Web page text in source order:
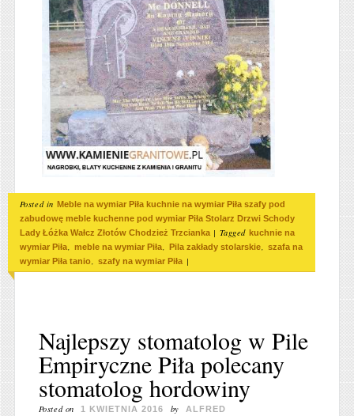
Posted in Meble na wymiar Piła kuchnie na wymiar Piła szafy pod
zabudowę meble kuchenne pod wymiar Piła Stolarz Drzwi Schody
Lady Łóżka Wałcz Złotów Chodzież Trzcianka | Tagged kuchnie na
wymiar Piła
meble na wymiar Piła Pila zakłady stolarskie
szafa na
wymiar Piła tanio
szafy na wymiar Piła |
Najlepszy stomatolog w Pile
Empiryczne Piła polecany
stomatolog hordowiny
Posted on 1 KWIETNIA 2016 by ALFRED